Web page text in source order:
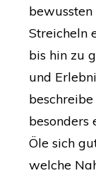
Streicheln
bis hin zu
und
besonders
Öle sich
welche